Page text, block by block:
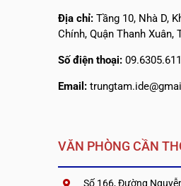
Địa chỉ: Tầng 10, Nhà D,
Chính, Quận Thanh
Số điện thoại:
Email:
VĂN PHÒNG CẦN
Số 166, Đường